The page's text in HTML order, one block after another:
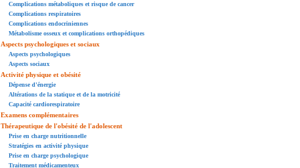
Complications métaboliques et risque de cancer
Complications respiratoires
Complications endocriniennes
Métabolisme osseux et complications orthopédiques
Aspects psychologiques et sociaux
Aspects psychologiques
Aspects sociaux
Activité physique et obésité
Dépense d'énergie
Altérations de la statique et de la motricité
Capacité cardiorespiratoire
Examens complémentaires
Thérapeutique de l'obésité de l'adolescent
Prise en charge nutritionnelle
Stratégies en activité physique
Prise en charge psychologique
Traitement médicamenteux